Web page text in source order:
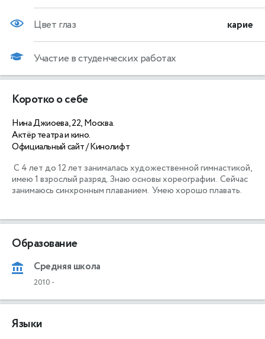
Цвет глаз карие
Участие в студенческих работах
Коротко о себе
Нина Джиоева, 22, Москва.
Актёр театра и кино.
Официальный сайт / Кинолифт
имею 1 взрослый разряд. Знаю основы хореографии.  Сейчас
занимаюсь синхронным плаванием.  Умею хорошо плавать.
Образование
Средняя школа
2010 -
Языки